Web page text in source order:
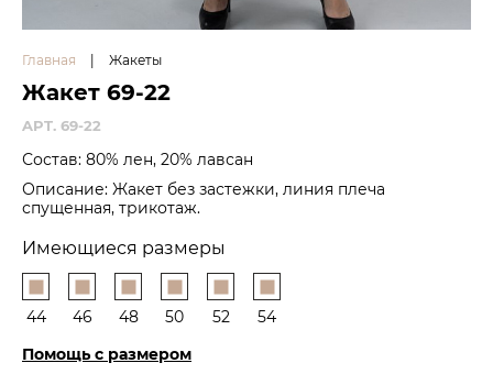
Главная Жакеты
Жакет 69-22
APT. 69-22
Состав: 80% лен, 20% лавсан
Описание: Жакет без застежки, линия плеча
спущенная, трикотаж.
Имеющиеся размеры
44 46 48 50 52
54
Помощь с размером